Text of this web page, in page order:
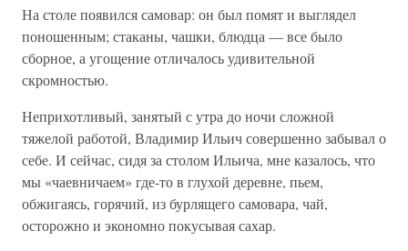
На столе появился самовар: он был помят и выглядел
поношенным; стаканы, чашки, блюдца — все было
сборное, а угощение отличалось удивительной
скромностью.
Неприхотливый, занятый с утра до ночи сложной
тяжелой работой, Владимир Ильич совершенно забывал о
себе. И сейчас, сидя за столом Ильича, мне казалось, что
мы «чаевничаем» где-то в глухой деревне, пьем,
обжигаясь, горячий, из бурлящего самовара, чай,
осторожно и экономно покусывая сахар.